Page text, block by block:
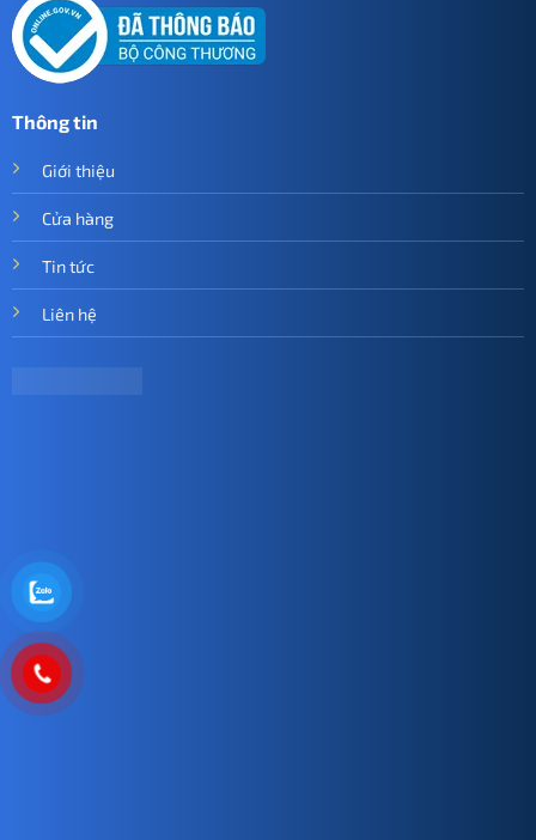
Thông tin
Giới thiệu
Cửa hàng
Tin tức
Liên hệ